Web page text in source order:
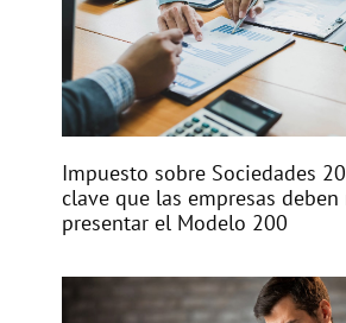
Impuesto sobre Sociedades
clave que las empresas
presentar el Modelo 200